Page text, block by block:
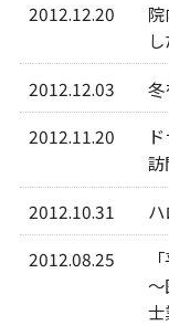
2012.12.20
2012.12.03
冬
2012.11.20
訪
2012.10.31
2012.08.25
～
士